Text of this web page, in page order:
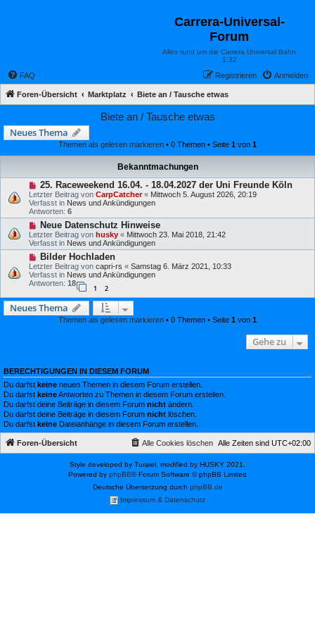
Carrera-Universal-
Forum
Alles rund um die Carrera Universal Bahn
1:32
FAQ Anmelden
Registrieren
Foren-Übersicht Marktplatz Biete an / Tausche etwas
Biete an / Tausche etwas
Neues Thema
Themen als gelesen markieren • 0 Themen • Seite 1 von 1
Bekanntmachungen
25. Raceweekend 16.04. - 18.04.2027 der Uni Freunde Köln
Letzter Beitrag von CarpCatcher« Mittwoch 5. August 2026, 20:19
Verfasst in News und Ankündigungen
Antworten: 6
Neue Datenschutz Hinweise
Letzter Beitrag von husky « Mittwoch 23. Mai 2018, 21:42
Verfasst in News und Ankündigungen
Bilder Hochladen
Letzter Beitrag von capri-rs « Samstag 6. März 2021, 10:33
Verfasst in News und Ankündigungen
Antworten: 18
1 2
Neues Thema
Themen als gelesen markieren • 0 Themen • Seite 1 von 1
Gehe zu
BERECHTIGUNGEN IN DIESEM FORUM
Du darfst keine neuen Themen in diesem Forum erstellen.
Du darfst keineAntworten zu Themen in diesem Forum erstellen.
Du darfst deine Beiträge in diesem Forum nicht ändern.
Du darfst deine Beiträge in diesem Forum nicht löschen.
Du darfst keine Dateianhänge in diesem Forum erstellen.
Foren-Übersicht Alle Zeiten sind UTC+02:00
Alle Cookies löschen
Style developed by Turaiel, modified by HUSKY 2021,
Powered by phpBB® Forum Software © phpBB Limited
Deutsche Übersetzung durch phpBB.de
Impressum & Datenschutz